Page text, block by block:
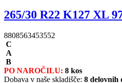
265/30 R22 K127 XL
8808563453552
C
A
B
PO NAROČILU: 8 kos
Dobava v naše skladišče: 8 delovnih